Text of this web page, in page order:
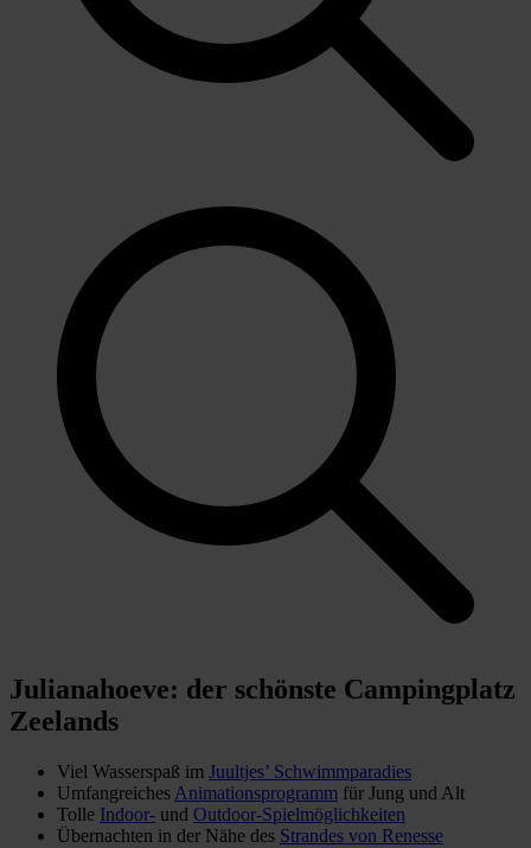
Julianahoeve: der schönste Campingplatz
Zeelands
Viel Wasserspaß im Juultjes’ Schwimmparadies
Umfangreiches Animationsprogramm für Jung und Alt
Tolle Indoor- und Outdoor-Spielmöglichkeiten
Übernachten in der Nähe des Strandes von Renesse